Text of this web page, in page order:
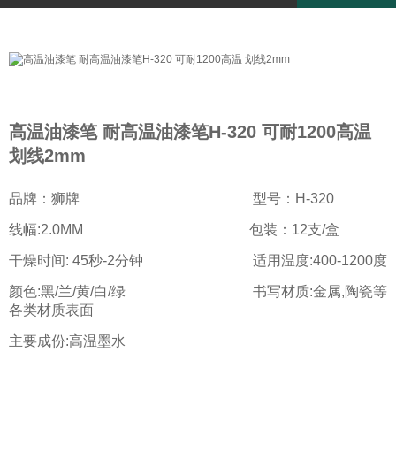
高温油漆笔 耐高温油漆笔H-320 可耐1200高温
划线2mm
品牌：狮牌 型号：H-320
线幅:2.0MM 包装：12支/盒
干燥时间: 45秒-2分钟 适用温度:400-1200度
颜色:黑/兰/黄/白/绿 书写材质:金属,陶瓷等
各类材质表面
主要成份:高温墨水